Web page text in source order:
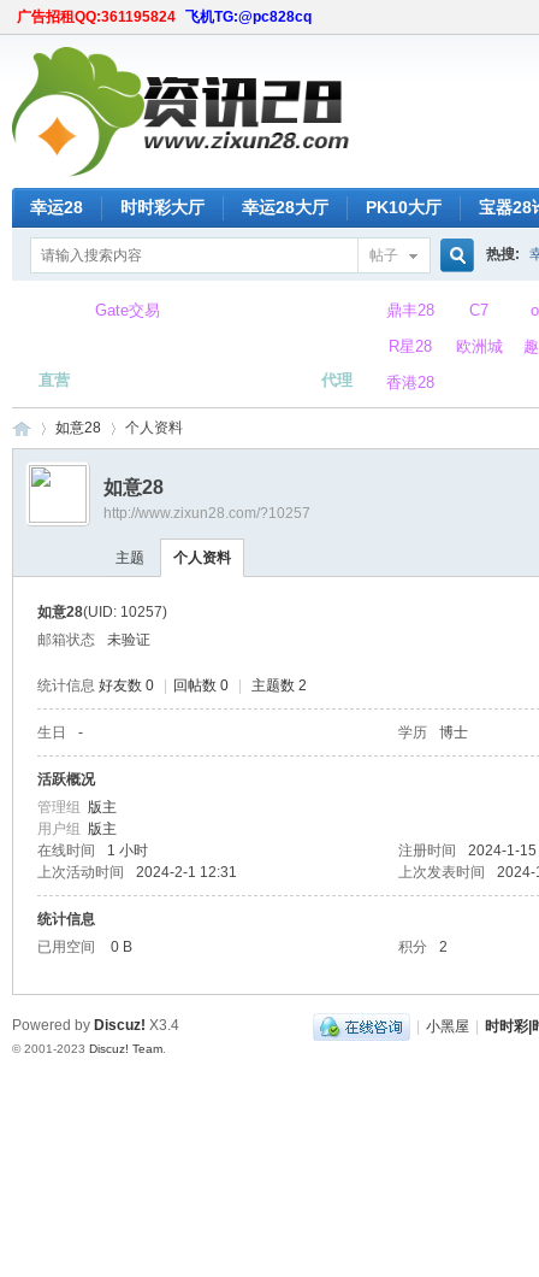
广告招租QQ:361195824 飞机TG:@pc828cq
幸运28 时时彩大厅 幸运28大厅 PK10大厅 宝器28
帖子 热搜:
直营
Gate交易
代理
鼎丰28 C7
R星28
欧洲城
香港28
›
如意28 个人资料
如意28
http://www.zixun28.com/?10257
主题 个人资料
如意28(UID: 10257)
邮箱状态
未验证
统计信息 好友数 0 回帖数 0 主题数 2
生日 - 学历 博士
活跃概况
管理组 版主
用户组 版主
在线时间
1 小时 注册时间
2024-1-
上次活动时间
2024-2-1 12:31 上次发表时间 2024-
统计信息
已用空间
0 B 积分 2
| 小黑屋 | 时时彩|
Powered by Discuz! X3.4
© 2001-2023 Discuz! Team